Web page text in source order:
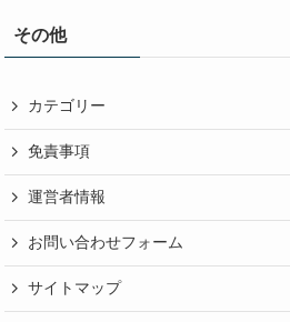
その他
カテゴリー
免責事項
運営者情報
お問い合わせフォーム
サイトマップ